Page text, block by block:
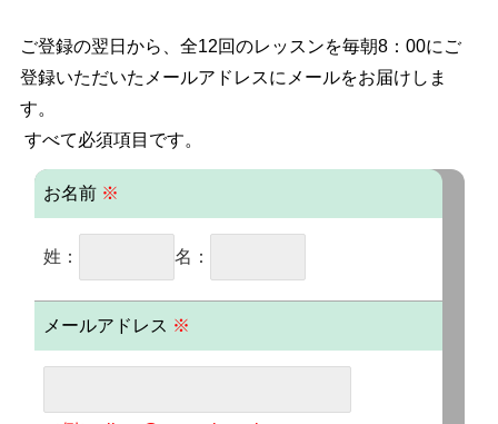
ご登録の翌日から、全12回のレッスンを毎朝8：00にご
登録いただいたメールアドレスにメールをお届けしま
す。
すべて必須項目です。
お名前※
姓： 名：
メールアドレス ※